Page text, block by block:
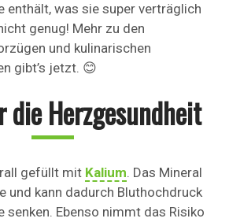
enthält, was sie super verträglich
genug! Mehr zu den
und kulinarischen
gibt’s jetzt. 😊
Herzgesundheit
gefüllt mit Kalium. Das Mineral
und kann dadurch Bluthochdruck
senken. Ebenso nimmt das Risiko